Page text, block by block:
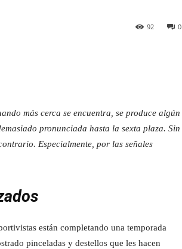
0
92
más cerca se encuentra, se produce algún
pronunciada hasta la sexta plaza. Sin
Especialmente, por las señales
están completando una temporada
pinceladas y destellos que les hacen